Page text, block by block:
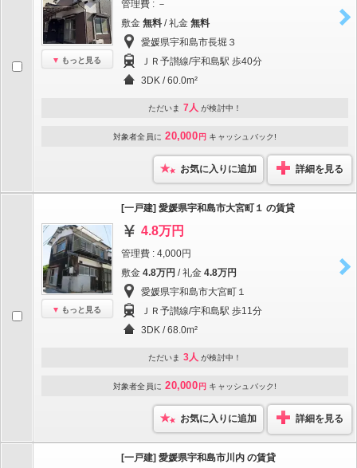
もっと見る
管理費 : －
敷金 無料 / 礼金 無料
愛媛県宇和島市長堀３
ＪＲ予讃線/宇和島駅 歩40分
3DK / 60.0m²
ただいま 7人 が検討中！
対象者全員に 20,000 円 キャッシュバック!
お気に入りに追加 詳細を見る
もっと見る
[一戸建] 愛媛県宇和島市大宮町１ の賃貸
4.8万円
管理費 : 4,000円
敷金 4.8万円 / 礼金 4.8万円
愛媛県宇和島市大宮町１
ＪＲ予讃線/宇和島駅 歩11分
3DK / 68.0m²
ただいま 3人 が検討中！
対象者全員に 20,000 円 キャッシュバック!
お気に入りに追加 詳細を見る
[一戸建] 愛媛県宇和島市川内 の賃貸